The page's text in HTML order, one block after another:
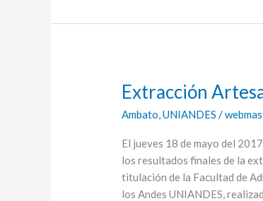
Extracción
Ambato,UNIANDES /
El jueves 18 de mayo del
los resultados finales de la
titulación de la Facultad de
los Andes UNIANDES,
Extracción
del
Aceite
de
Oliva
en